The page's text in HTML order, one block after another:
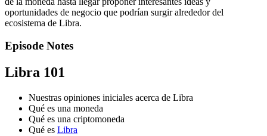
oportunidades de negocio que podrían surgir alrededor del
ecosistema de Libra.
Episode Notes
Libra 101
Nuestras opiniones iniciales acerca de Libra
Qué es una moneda
Qué es una criptomoneda
Qué es Libra